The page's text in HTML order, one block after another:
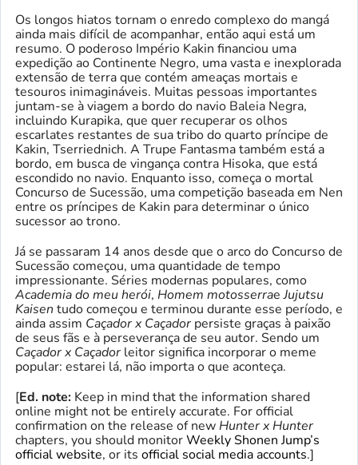
Os longos hiatos tornam o enredo complexo do mangá
ainda mais difícil de acompanhar, então aqui está um
resumo. O poderoso Império Kakin financiou uma
expedição ao Continente Negro, uma vasta e inexplorada
extensão de terra que contém ameaças mortais e
tesouros inimagináveis. Muitas pessoas importantes
juntam-se à viagem a bordo do navio Baleia Negra,
incluindo Kurapika, que quer recuperar os olhos
escarlates restantes de sua tribo do quarto príncipe de
Kakin, Tserriednich. A Trupe Fantasma também está a
bordo, em busca de vingança contra Hisoka, que está
escondido no navio. Enquanto isso, começa o mortal
Concurso de Sucessão, uma competição baseada em Nen
entre os príncipes de Kakin para determinar o único
sucessor ao trono.
Já se passaram 14 anos desde que o arco do Concurso de
Sucessão começou, uma quantidade de tempo
impressionante. Séries modernas populares, como
Academia do meu herói, Homem motosserraeJujutsu
Kaisen tudo começou e terminou durante esse período, e
ainda assim Caçador x Caçador persiste graças à paixão
de seus fãs e à perseverança de seu autor. Sendo um
Caçador x Caçador leitor significa incorporar o meme
popular: estarei lá, não importa o que aconteça.
[Ed. note: Keep in mind that the information shared
online might not be entirely accurate. For official
confirmation on the release of new Hunter x Hunter
chapters, you should monitorWeekly Shonen Jump’s
official website, or its official social media accounts.]